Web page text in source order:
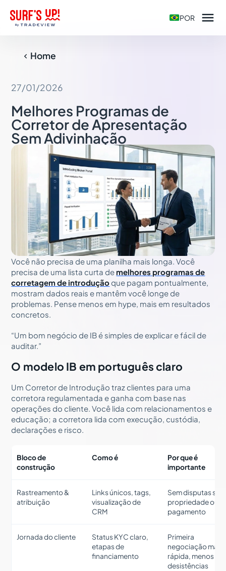
POR 
 Home
27/01/2026
Melhores Programas de
Corretor de Apresentação
Sem Adivinhação
Você não precisa de uma planilha mais longa. Você
precisa de uma lista curta de melhores programas de
corretagem de introdução que pagam pontualmente,
mostram dados reais e mantêm você longe de
problemas. Pense menos em hype, mais em resultados
concretos.
“Um bom negócio de IB é simples de explicar e fácil de
auditar.”
O modelo IB em português claro
Um Corretor de Introdução traz clientes para uma
corretora regulamentada e ganha com base nas
operações do cliente. Você lida com relacionamentos e
educação; a corretora lida com execução, custódia,
declarações e risco.
Bloco de
construção
Como é
Por que é
importante
Rastreamento &
atribuição
Links únicos, tags,
visualização de
CRM
Sem disputas
propriedade ou
pagamento
Jornada do cliente
Status KYC claro,
etapas de
financiamento
Primeira
negociação mais
rápida, menos
desistências